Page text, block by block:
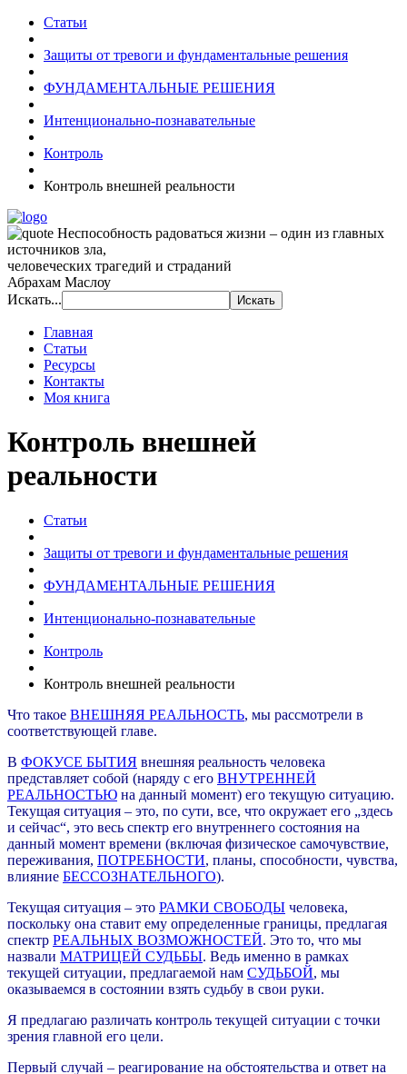
Статьи
Защиты от тревоги и фундаментальные решения
ФУНДАМЕНТАЛЬНЫЕ РЕШЕНИЯ
Интенционально-познавательные
Контроль
Контроль внешней реальности
Неспособность радоваться жизни – один из главных
источников зла,
человеческих трагедий и страданий
Абрахам Маслоу
Искать...
Главная
Статьи
Ресурсы
Контакты
Моя книга
Контроль внешней
реальности
Статьи
Защиты от тревоги и фундаментальные решения
ФУНДАМЕНТАЛЬНЫЕ РЕШЕНИЯ
Интенционально-познавательные
Контроль
Контроль внешней реальности
Что такое ВНЕШНЯЯ РЕАЛЬНОСТЬ, мы рассмотрели в
соответствующей главе.
В ФОКУСЕ БЫТИЯ внешняя реальность человека
представляет собой (наряду с его ВНУТРЕННЕЙ
РЕАЛЬНОСТЬЮ на данный момент) его текущую ситуацию.
Текущая ситуация – это, по сути, все, что окружает его „здесь
и сейчас“, это весь спектр его внутреннего состояния на
данный момент времени (включая физическое самочувствие,
переживания, ПОТРЕБНОСТИ, планы, способности, чувства,
влияние БЕССОЗНАТЕЛЬНОГО).
Текущая ситуация – это РАМКИ СВОБОДЫ человека,
поскольку она ставит ему определенные границы, предлагая
спектр РЕАЛЬНЫХ ВОЗМОЖНОСТЕЙ. Это то, что мы
назвали МАТРИЦЕЙ СУДЬБЫ. Ведь именно в рамках
текущей ситуации, предлагаемой нам СУДЬБОЙ, мы
оказываемся в состоянии взять судьбу в свои руки.
Я предлагаю различать контроль текущей ситуации с точки
зрения главной его цели.
Первый случай – реагирование на обстоятельства и ответ на